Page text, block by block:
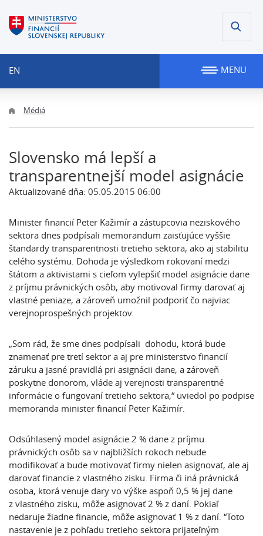
EN MENU
Médiá
Slovensko má lepší a
transparentnejší model asignácie
Aktualizované dňa: 05.05.2015 06:00
Minister financií Peter Kažimír a zástupcovia neziskového
sektora dnes podpísali memorandum zaisťujúce vyššie
štandardy transparentnosti tretieho sektora, ako aj stabilitu
celého systému. Dohoda je výsledkom rokovaní medzi
štátom a aktivistami s cieľom vylepšiť model asignácie dane
z príjmu právnických osôb, aby motivoval firmy darovať aj
vlastné peniaze, a zároveň umožnil podporiť čo najviac
verejnoprospešných projektov.
„Som rád, že sme dnes podpísali dohodu, ktorá bude
znamenať pre tretí sektor a aj pre ministerstvo financií
záruku a jasné pravidlá pri asignácii dane, a zároveň
poskytne donorom, vláde aj verejnosti transparentné
informácie o fungovaní tretieho sektora,“ uviedol po podpise
memoranda minister financií Peter Kažimír.
Odsúhlasený model asignácie 2 % dane z príjmu
právnických osôb sa v najbližších rokoch nebude
modifikovať a bude motivovať firmy nielen asignovať, ale aj
darovať financie z vlastného zisku. Firma či iná právnická
osoba, ktorá venuje dary vo výške aspoň 0,5 % jej dane
z vlastného zisku, môže asignovať 2 % z daní. Pokiaľ
nedaruje žiadne financie, môže asignovať 1 % z daní. “Toto
nastavenie je z pohľadu tretieho sektora prijateľným